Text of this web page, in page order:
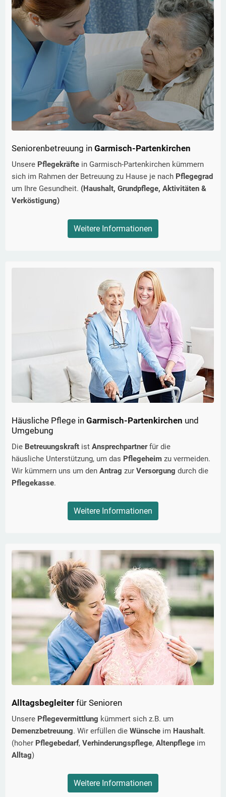
Seniorenbetreuung in Garmisch-Partenkirchen
Unsere Pflegekräfte in Garmisch-Partenkirchen kümmern
sich im Rahmen der Betreuung zu Hause je nach Pflegegrad
um Ihre Gesundheit. (Haushalt, Grundpflege, Aktivitäten &
Verköstigung)
Weitere Informationen
Häusliche Pflege in Garmisch-Partenkirchen und
Umgebung
Die Betreuungskraft ist Ansprechpartnerfür die
häusliche Unterstützung, um das Pflegeheim zu vermeiden.
Wir kümmern uns um den Antrag zur Versorgung durch die
Pflegekasse.
Weitere Informationen
Alltagsbegleiter für Senioren
Unsere Pflegevermittlung kümmert sich z.B. um
Demenzbetreuung. Wir erfüllen die Wünsche im Haushalt.
(hoher Pflegebedarf, Verhinderungspflege, Altenpflege im
Alltag)
Weitere Informationen